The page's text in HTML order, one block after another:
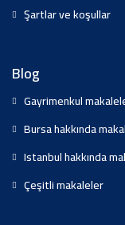
Şartlar ve koşullar
Blog
Gayrimenkul
Bursa hakkında
Istanbul hakkında
Çeşitli makaleler